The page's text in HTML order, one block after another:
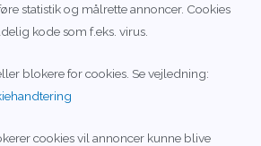
statistik og målrette annoncer. Cookies
kode som f.eks. virus.
blokere for cookies. Se vejledning:
cookies vil annoncer kunne blive